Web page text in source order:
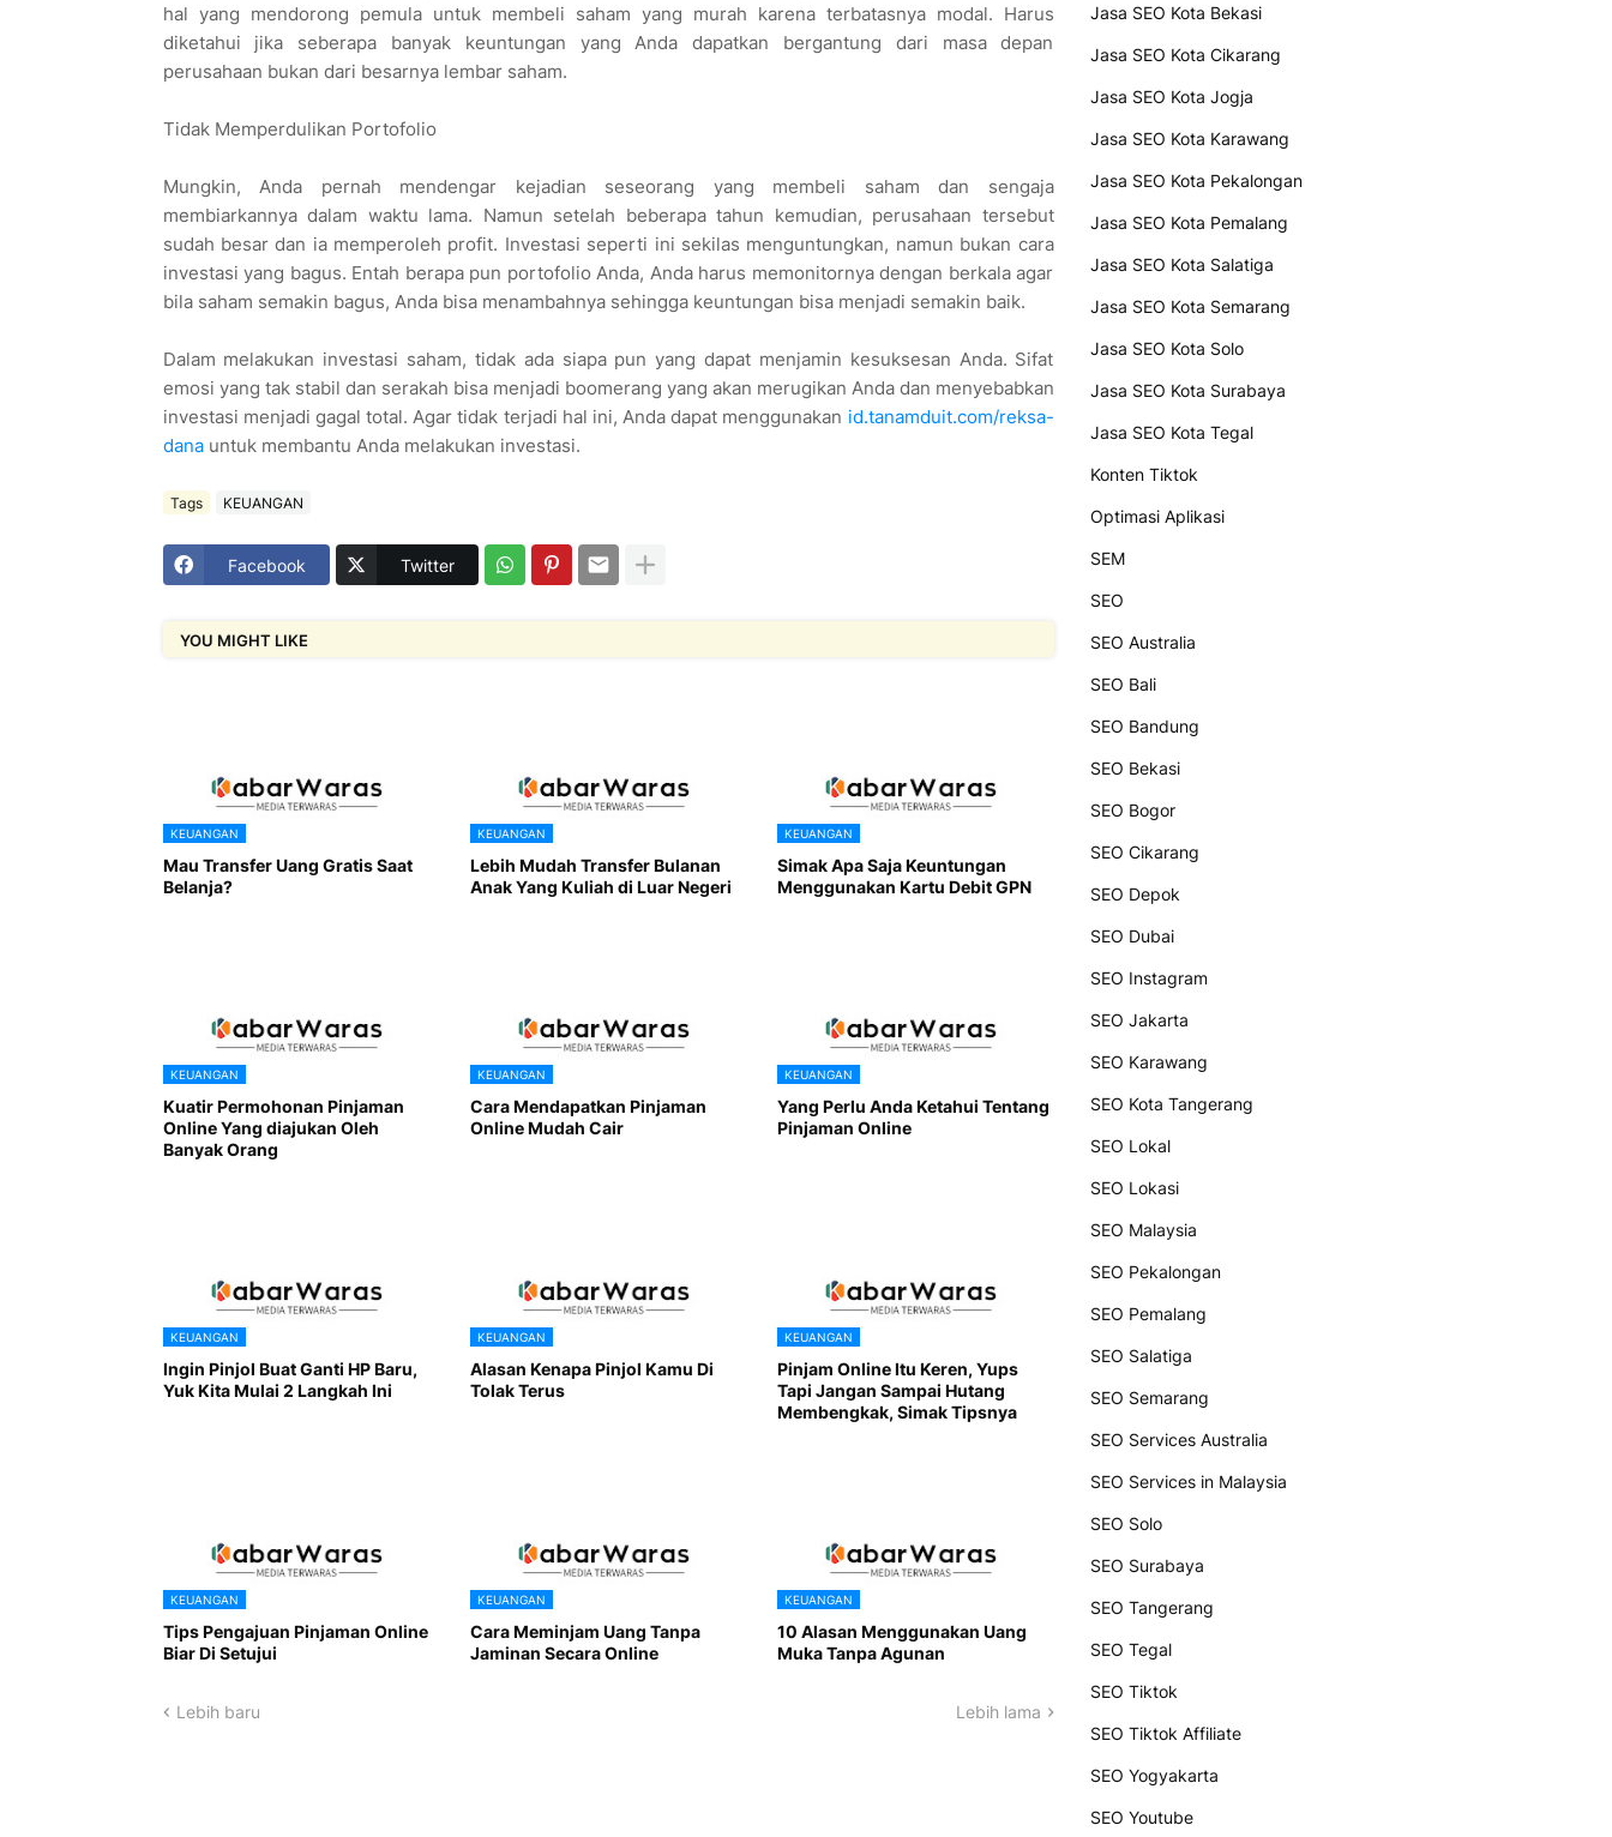
hal yang mendorong pemula untuk membeli saham yang murah karena terbatasnya modal. Harus
diketahui jika seberapa banyak keuntungan yang Anda dapatkan bergantung dari masa depan
perusahaan bukan dari besarnya lembar saham.
Tidak Memperdulikan Portofolio
Mungkin, Anda pernah mendengar kejadian seseorang yang membeli saham dan sengaja
membiarkannya dalam waktu lama. Namun setelah beberapa tahun kemudian, perusahaan tersebut
sudah besar dan ia memperoleh profit. Investasi seperti ini sekilas menguntungkan, namun bukan cara
investasi yang bagus. Entah berapa pun portofolio Anda, Anda harus memonitornya dengan berkala agar
bila saham semakin bagus, Anda bisa menambahnya sehingga keuntungan bisa menjadi semakin baik.
Dalam melakukan investasi saham, tidak ada siapa pun yang dapat menjamin kesuksesan Anda. Sifat
emosi yang tak stabil dan serakah bisa menjadi boomerang yang akan merugikan Anda dan menyebabkan
investasi menjadi gagal total. Agar tidak terjadi hal ini, Anda dapat menggunakan id.tanamduit.com/reksa-
danauntuk membantu Anda melakukan investasi.
Tags KEUANGAN
Facebook Twitter
YOU MIGHT LIKE
KEUANGAN
Mau Transfer Uang Gratis Saat
Belanja?
KEUANGAN
Lebih Mudah Transfer Bulanan
Anak Yang Kuliah di Luar Negeri
KEUANGAN
Simak Apa Saja Keuntungan
Menggunakan Kartu Debit GPN
KEUANGAN
Kuatir Permohonan Pinjaman
Online Yang diajukan Oleh
Banyak Orang
KEUANGAN
Cara Mendapatkan Pinjaman
Online Mudah Cair
KEUANGAN
Yang Perlu Anda Ketahui Tentang
Pinjaman Online
KEUANGAN
Ingin Pinjol Buat Ganti HP Baru,
Yuk Kita Mulai 2 Langkah Ini
KEUANGAN
Alasan Kenapa Pinjol Kamu Di
Tolak Terus
KEUANGAN
Pinjam Online Itu Keren, Yups
Tapi Jangan Sampai Hutang
Membengkak, Simak Tipsnya
KEUANGAN
Tips Pengajuan Pinjaman Online
Biar Di Setujui
KEUANGAN
Cara Meminjam Uang Tanpa
Jaminan Secara Online
KEUANGAN
10 Alasan Menggunakan Uang
Muka Tanpa Agunan
Lebih baru Lebih lama
Jasa SEO Kota Bekasi
Jasa SEO Kota Cikarang
Jasa SEO Kota Jogja
Jasa SEO Kota Karawang
Jasa SEO Kota Pekalongan
Jasa SEO Kota Pemalang
Jasa SEO Kota Salatiga
Jasa SEO Kota Semarang
Jasa SEO Kota Solo
Jasa SEO Kota Surabaya
Jasa SEO Kota Tegal
Konten Tiktok
Optimasi Aplikasi
SEM
SEO
SEO Australia
SEO Bali
SEO Bandung
SEO Bekasi
SEO Bogor
SEO Cikarang
SEO Depok
SEO Dubai
SEO Instagram
SEO Jakarta
SEO Karawang
SEO Kota Tangerang
SEO Lokal
SEO Lokasi
SEO Malaysia
SEO Pekalongan
SEO Pemalang
SEO Salatiga
SEO Semarang
SEO Services Australia
SEO Services in Malaysia
SEO Solo
SEO Surabaya
SEO Tangerang
SEO Tegal
SEO Tiktok
SEO Tiktok Affiliate
SEO Yogyakarta
SEO Youtube